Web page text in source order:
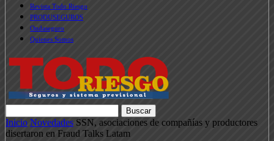
Revista Todo Riesgo
PRODUSEGUROS
Ondaseguro
Quienes Somos
Inicio Novedades SSN, asociaciones de compañías y productores
disertaron en Fraud Talks Latam